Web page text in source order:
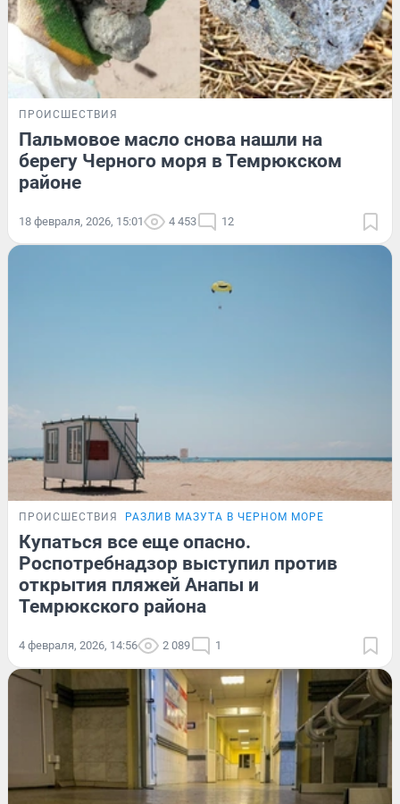
ПРОИСШЕСТВИЯ
Пальмовое масло снова нашли на
берегу Черного моря в Темрюкском
районе
18 февраля, 2026, 15:01 4 453 12
ПРОИСШЕСТВИЯ РАЗЛИВ МАЗУТА В ЧЕРНОМ МОРЕ
Купаться все еще опасно.
Роспотребнадзор выступил против
открытия пляжей Анапы и
Темрюкского района
4 февраля, 2026, 14:56 2 089 1